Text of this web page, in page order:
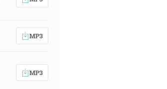
MP3
MP3